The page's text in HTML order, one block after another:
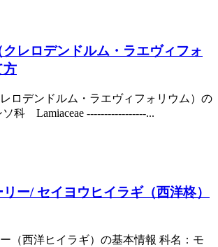
レロデンドルム・ラエヴィフォ
方
ロデンドルム・ラエヴィフォリウム）の
科 Lamiaceae -----------------...
ー/ セイヨウヒイラギ（西洋柊）
（西洋ヒイラギ）の基本情報 科名：モ